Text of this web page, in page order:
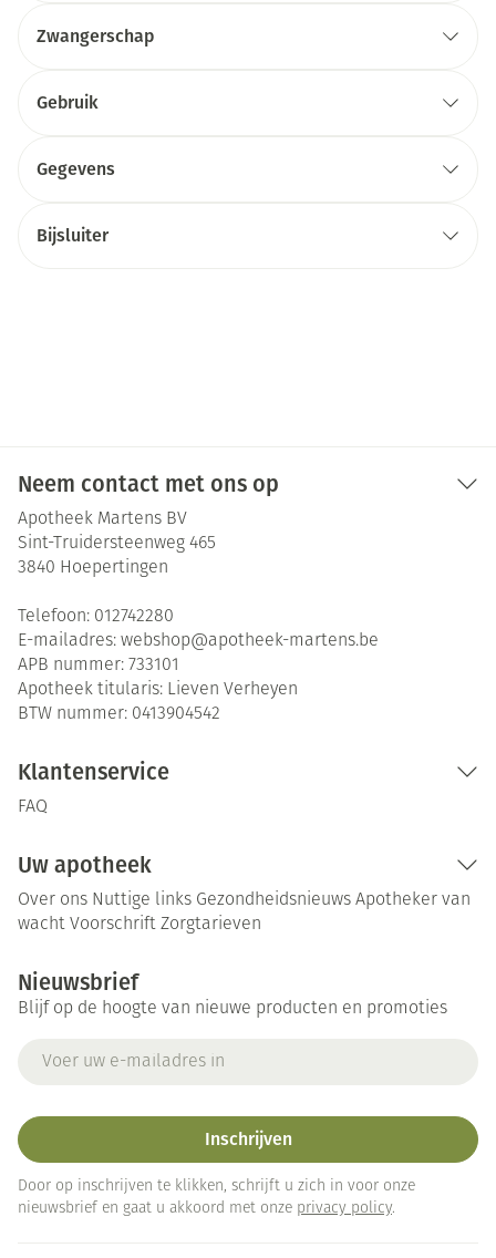
Zwangerschap
Gebruik
Gegevens
Bijsluiter
Neem contact met ons op
Apotheek Martens BV
Sint-Truidersteenweg 465
3840 Hoepertingen
Telefoon: 012742280
E-mailadres: webshop@apotheek-martens.be
APB nummer: 733101
Apotheek titularis: Lieven Verheyen
BTW nummer: 0413904542
Klantenservice
FAQ
Uw apotheek
Over ons Nuttige links Gezondheidsnieuws Apotheker van
wacht Voorschrift Zorgtarieven
Nieuwsbrief
Blijf op de hoogte van nieuwe producten en promoties
Inschrijven
Door op inschrijven te klikken, schrijft u zich in voor onze
nieuwsbrief en gaat u akkoord met onze privacy policy.